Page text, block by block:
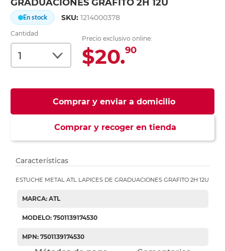
GRADUACIONES GRAFITO 2H 12U
En stock SKU:1214000378
Cantidad
Precio exclusivo online:
$20.90
Comprar y enviar a domicilio
Comprar y recoger en tienda
Características
ESTUCHE METAL ATL LAPICES DE GRADUACIONES GRAFITO 2H 12U
MARCA: ATL
MODELO: 7501139174530
MPN: 7501139174530